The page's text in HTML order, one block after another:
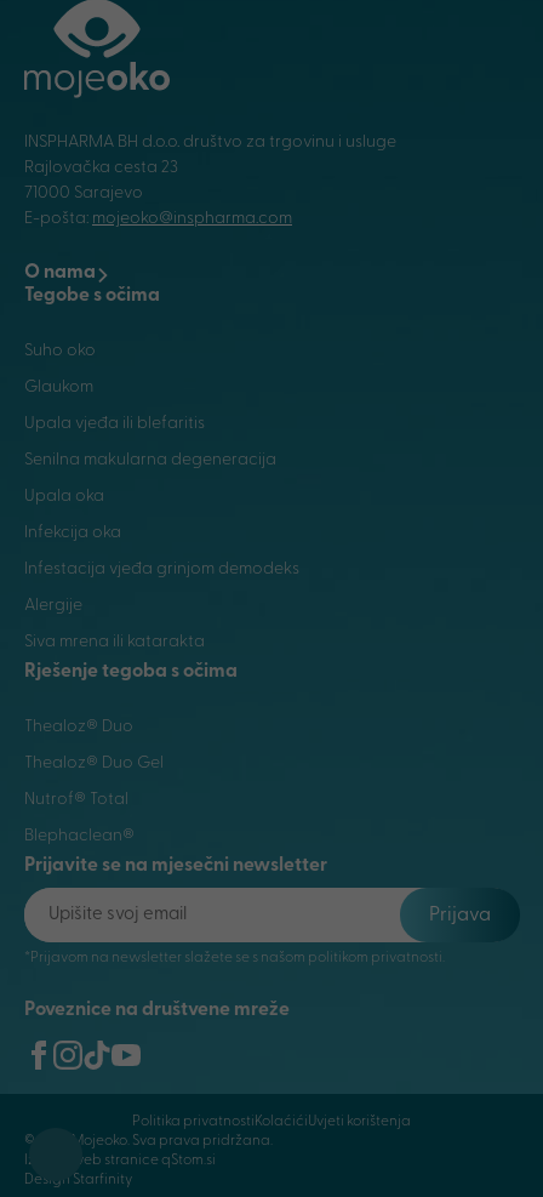
INSPHARMA BH d.o.o. društvo za trgovinu i usluge
Rajlovačka cesta 23
71000 Sarajevo
E-pošta: mojeoko@inspharma.com
O nama
Tegobe s očima
Suho oko
Glaukom
Upala vjeđa ili blefaritis
Senilna makularna degeneracija
Upala oka
Infekcija oka
Infestacija vjeđa grinjom demodeks
Alergije
Siva mrena ili katarakta
Rješenje tegoba s očima
Thealoz® Duo
Thealoz® Duo Gel
Nutrof® Total
Blephaclean®
Prijavite se na mjesečni newsletter
Prijava
*Prijavom na newsletter slažete se s našom politikom privatnosti.
Poveznice na društvene mreže
© 2026 Mojeoko. Sva prava pridržana.
Izrada web stranice qStom.si
Design Starfinity
Politika privatnostiKolaćićiUvjeti korištenja